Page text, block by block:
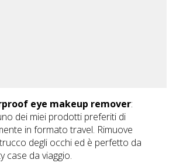
eye makeup remover:
dei miei prodotti preferiti di
in formato travel. Rimuove
degli occhi ed è perfetto da
case da viaggio.